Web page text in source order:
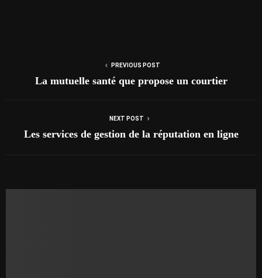
PREVIOUS POST
La mutuelle santé que propose un courtier
NEXT POST
Les services de gestion de la réputation en ligne